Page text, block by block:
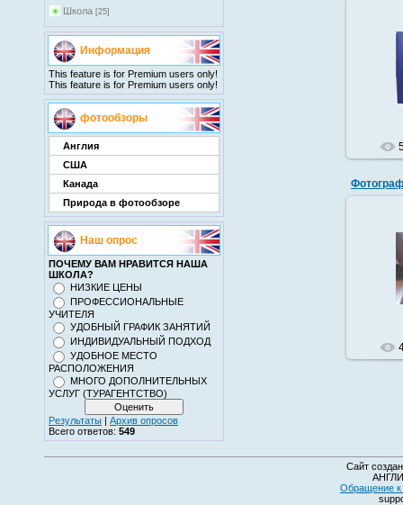
Школа [25]
Информация
This feature is for Premium users only!
This feature is for Premium users only!
фотообзоры
Англия
США
Канада
Природа в фотообзоре
Наш опрос
ПОЧЕМУ ВАМ НРАВИТСЯ НАША
ШКОЛА?
НИЗКИЕ ЦЕНЫ
ПРОФЕССИОНАЛЬНЫЕ
УЧИТЕЛЯ
УДОБНЫЙ ГРАФИК ЗАНЯТИЙ
ИНДИВИДУАЛЬНЫЙ ПОДХОД
УДОБНОЕ МЕСТО
РАСПОЛОЖЕНИЯ
МНОГО ДОПОЛНИТЕЛЬНЫХ
УСЛУГ (ТУРАГЕНТСТВО)
Результаты | Архив опросов
Всего ответов: 549
Сайт
Обращение к